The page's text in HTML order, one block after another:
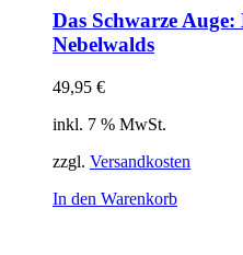
Das Schwarze
Nebelwalds
49,95 €
inkl. 7 % MwSt.
zzgl. Versandkosten
In den Warenkorb